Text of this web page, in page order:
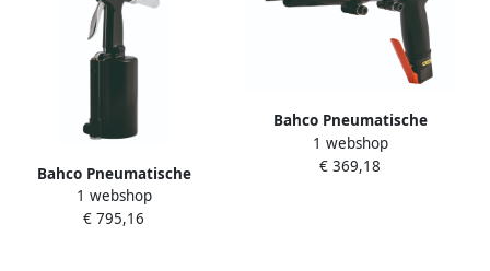
Bahco Pneumatische
klinknageltang | trekkracht
1600 kg BP125A
1 webshop
€ 795,16
Bahco Pneumatische
naaldbikhamer met
pistoolgreep | 19 naalden
1 webshop
€ 369,18